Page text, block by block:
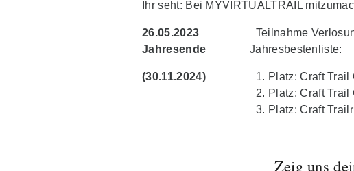
Ihr seht: Bei MYVIRTUALTRAIL
26.05.2023
Teilnahme
Jahresende
(30.11.2024)
Jahresbestenliste:
Platz: Craft Trail
Platz: Craft Trail
Platz: Craft
Zeig uns